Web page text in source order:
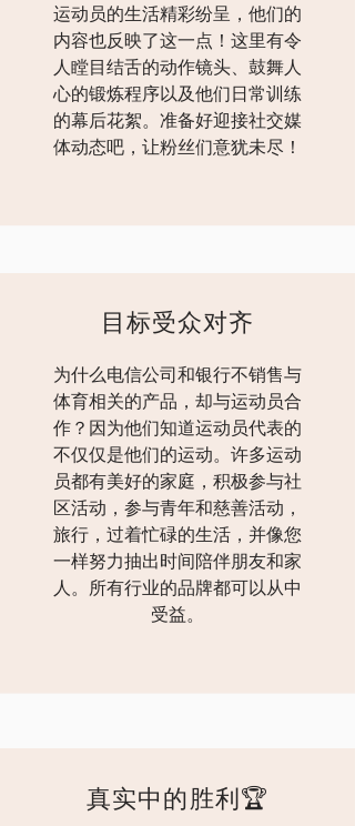
运动员的生活精彩纷呈，他们的
内容也反映了这一点！这里有令
人瞠目结舌的动作镜头、鼓舞人
心的锻炼程序以及他们日常训练
的幕后花絮。准备好迎接社交媒
体动态吧，让粉丝们意犹未尽！
目标受众对齐
为什么电信公司和银行不销售与
体育相关的产品，却与运动员合
作？因为他们知道运动员代表的
不仅仅是他们的运动。许多运动
员都有美好的家庭，积极参与社
区活动，参与青年和慈善活动，
旅行，过着忙碌的生活，并像您
一样努力抽出时间陪伴朋友和家
人。所有行业的品牌都可以从中
受益。
真实中的胜利🏆